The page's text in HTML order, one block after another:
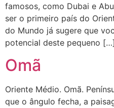
famosos, como Dubai e
ser o primeiro país do
do Mundo já sugere que
potencial deste pequeno […]
Omã
Oriente Médio. Omã.
que o ângulo fecha, a